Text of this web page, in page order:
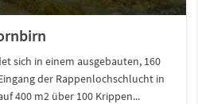
sich in einem ausgebauten, 160
der Rappenlochschlucht in
400 m2 über 100 Krippen...